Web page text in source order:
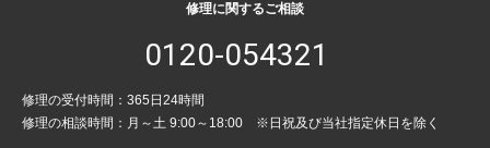
修理に関するご相談
0120-054321
修理の受付時間：365日24時間
修理の相談時間：月～土 9:00～18:00 ※日祝及び当社指定休日を除く